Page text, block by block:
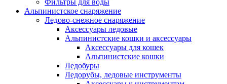
Фильтры для воды
Альпинистское снаряжение
Ледово-снежное снаряжение
Аксессуары ледовые
Альпинистские кошки и аксессуары
Аксессуары для кошек
Альпинистские кошки
Ледобуры
Ледорубы, ледовые инструменты